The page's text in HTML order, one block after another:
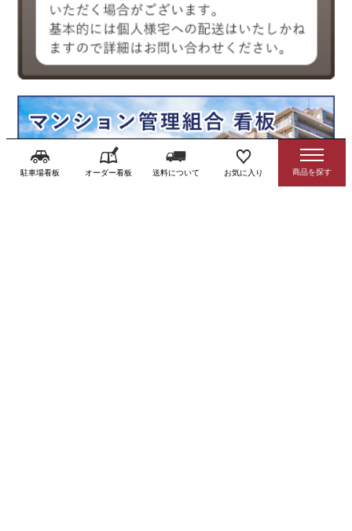
駐車場看板 オーダー看板 送料について お気に入り